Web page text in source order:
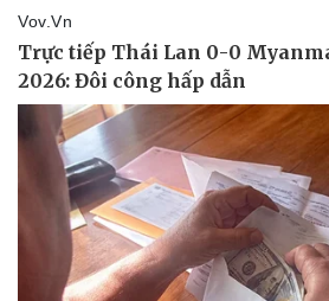
Sân khấu - Điện ảnh
Văn học
Âm nhạc
Thời